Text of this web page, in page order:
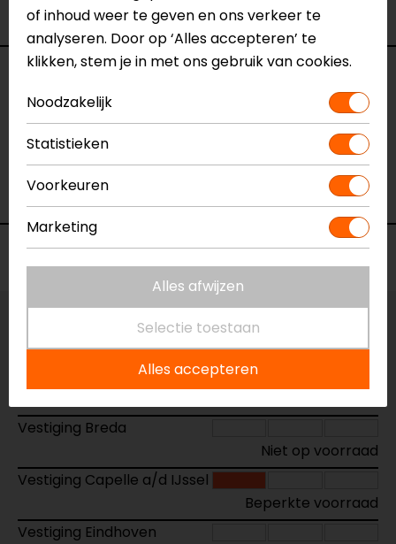
oorsprong
Naam
Womens Glove Tour Tiga 2.0 Black Dkl
Model
X40027
Merk
IXS
Kleur
Zwart
Voorraad
Vestiging Apeldoorn
Vestiging Breda
Niet op voorraad
Vestiging Capelle a/d IJssel
Beperkte voorraad
Vestiging Eindhoven
of inhoud weer te geven en ons verkeer te
analyseren. Door op ‘Alles accepteren’ te
klikken, stem je in met ons gebruik van cookies.
Noodzakelijk
Statistieken
Voorkeuren
Marketing
Alles afwijzen
Selectie toestaan
Alles accepteren